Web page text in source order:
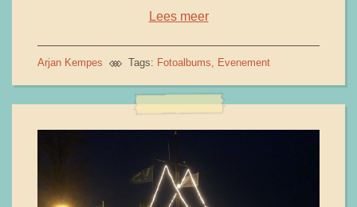
Lees meer
Arjan Kempes Tags: Fotoalbums Evenement